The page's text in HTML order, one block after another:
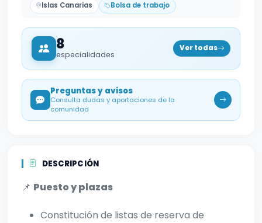
Islas Canarias Bolsa de trabajo
8
especialidades
Ver todas
Preguntas y avisos
Consulta dudas y aportaciones de la
comunidad
DESCRIPCIÓN
📌 Puesto y plazas
Constitución de listas de reserva de